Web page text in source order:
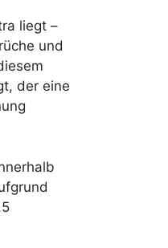
liegt –
und
der eine